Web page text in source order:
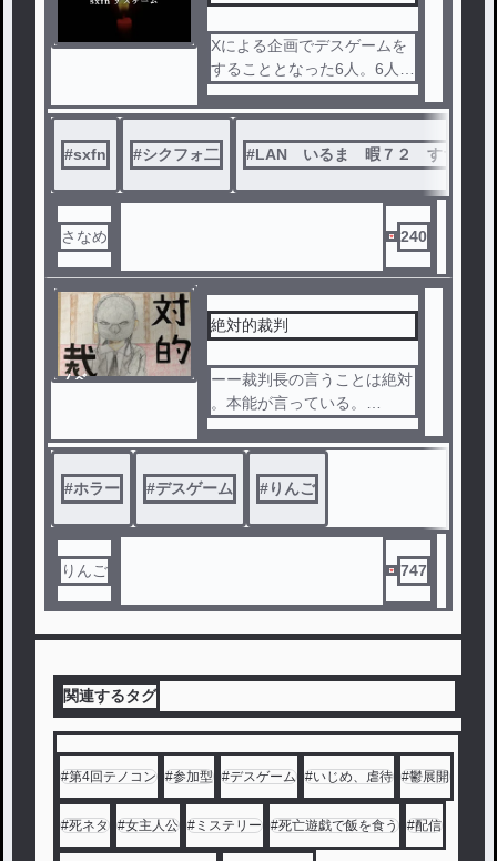
Xによる企画でデスゲームを
することとなった6人。6人は
無事に生きて帰ることができ
るのか？
#sxfn #シクフォ二 #LAN いるま 暇７２ すち み
さなめ 240
ノベ
絶対的裁判
ーー裁判長の言うことは絶対
。本能が言っている。
この作品は、ホラー、デスゲ
ーム要素が含まれています。
#ホラー #デスゲーム #りんご
りんご 747
関連するタグ
#第4回テノコン #参加型 #デスゲーム #いじめ、虐待 #鬱展開
#死ネタ #女主人公 # ミステリー #死亡遊戯で飯を食う #配信